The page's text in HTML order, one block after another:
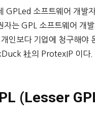
GPLed 소프트웨어 개발
자는 GPL 소프트웨어 개
인보다 기업에 청구해야
社의 ProtexIP 이다.
(Lesser